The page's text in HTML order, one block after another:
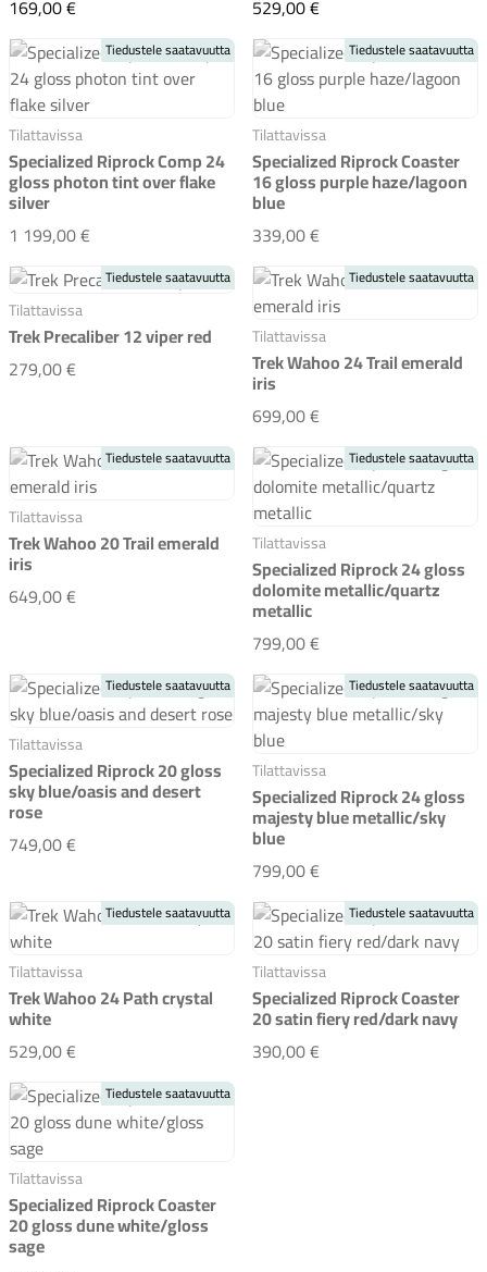
169,00 € 529,00 €
Tilattavissa
Specialized Riprock Comp 24
gloss photon tint over flake
silver
1 199,00 €Specialized Riprock Comp 24 gloss photon tint over
Tiedustele saatavuutta
Tilattavissa
Specialized Riprock Coaster
16 gloss purple haze/lagoon
blue
339,00 €Specialized Riprock
Tiedustele saatavuutta
Tilattavissa
Trek Precaliber 12 viper red
279,00 €Trek Precaliber 12 viper red
Tiedustele saatavuutta
Tilattavissa
Trek Wahoo 24 Trail emerald
iris
699,00 €Trek Wahoo 24 Trail
Tiedustele saatavuutta
Tilattavissa
Trek Wahoo 20 Trail emerald
iris
649,00 €Trek Wahoo 20 Trail emerald iris
Tiedustele saatavuutta
Tilattavissa
Specialized Riprock 24 gloss
dolomite metallic/quartz
metallic
799,00 €Specialized Riprock
Tiedustele saatavuutta
Tilattavissa
Specialized Riprock 20 gloss
sky blue/oasis and desert
rose
749,00 €Specialized Riprock 20 gloss sky blue/oasis and desert
Tiedustele saatavuutta
Tilattavissa
Specialized Riprock 24 gloss
majesty blue metallic/sky
blue
799,00 €Specialized Riprock
Tiedustele saatavuutta
Tilattavissa
Trek Wahoo 24 Path crystal
white
529,00 €Trek Wahoo 24 Path crystal white
Tiedustele saatavuutta
Tilattavissa
Specialized Riprock Coaster
20 satin fiery red/dark navy
390,00 €Specialized Riprock
Tiedustele saatavuutta
Tilattavissa
Specialized Riprock Coaster
20 gloss dune white/gloss
sage
Tiedustele saatavuutta